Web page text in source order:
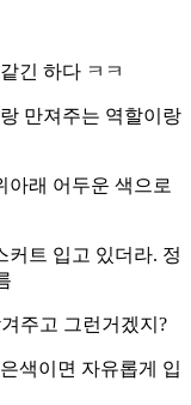
긴 하다 ㅋㅋ
만져주는 역할이랑
아래 어두운 색으로
커트 입고 있더라. 정
주고 그런거겠지?
색이면 자유롭게 입